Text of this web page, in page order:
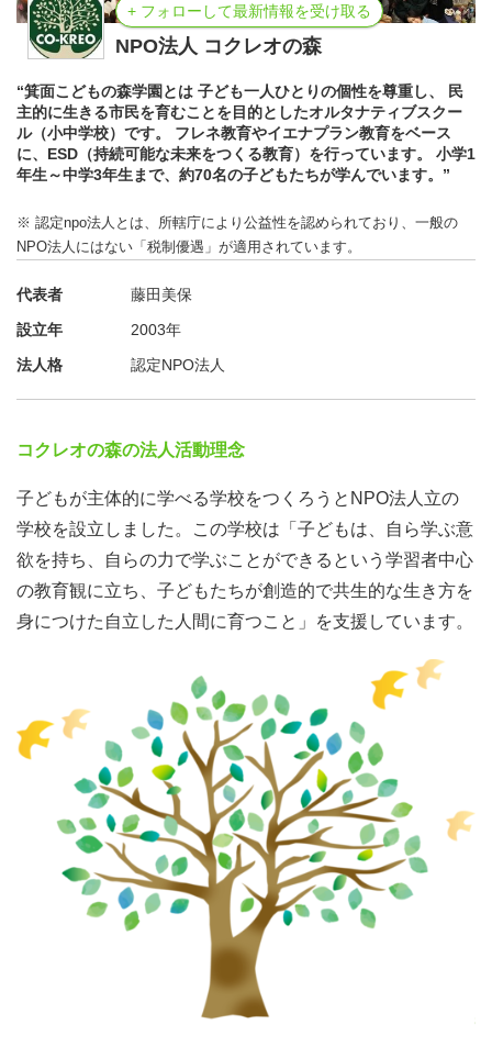
楾 大樹（はんどう たいき）さん
ひろしま市民法律事務所 所長・弁護士
・『檻の中のライオン 憲法がわかる46のおはなし』
・『けんぽう絵本 おりとライオン』
・『檻を壊すライオン 時事問題で学ぶ憲法』
〈日時〉
2025年5月31日（土）13:30〜16:00（開場13:00）
〈会場〉
阪急千里線「北千里駅」より徒歩20分
※お車の方は周辺のコインパーキングをご利用ください
〈参加費（クリアファイル付き）〉
・一般（18歳以上）：1,500円
〈定員〉
40名（先着順）
〈申込方法〉
事前申し込みが必要です
コクレオのホームページの「イベント情報」からご覧くだ
〈お子さんの見守りについて〉
イベント当日は、見守りボランティアによる未就学児の別
+ フォローして最新情報を受け取る
NPO法人 コクレオの森
“箕面こどもの森学園とは 子ども一人ひとりの個性を尊重し、 民
主的に生きる市民を育むことを目的としたオルタナティブスクー
ル（小中学校）です。 フレネ教育やイエナプラン教育をベース
に、ESD（持続可能な未来をつくる教育）を行っています。 小学1
年生～中学3年生まで、約70名の子どもたちが学んでいます。”
※ 認定npo法人とは、所轄庁により公益性を認められており、一般の
NPO法人にはない「税制優遇」が適用されています。
代表者
藤田美保
設立年
2003年
法人格
認定NPO法人
コクレオの森の法人活動理念
子どもが主体的に学べる学校をつくろうとNPO法人立の
学校を設立しました。この学校は「子どもは、自ら学ぶ意
欲を持ち、自らの力で学ぶことができるという学習者中心
の教育観に立ち、子どもたちが創造的で共生的な生き方を
身につけた自立した人間に育つこと」を支援しています。